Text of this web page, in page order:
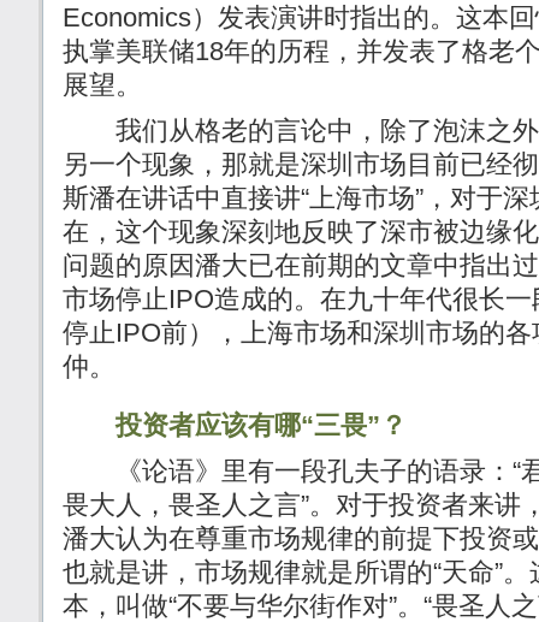
Economics）发表演讲时指出的。这本
执掌美联储18年的历程，并发表了格老
展望。
我们从格老的言论中，除了泡沫之外
另一个现象，那就是深圳市场目前已经
斯潘在讲话中直接讲“上海市场”，对于
在，这个现象深刻地反映了深市被边缘
问题的原因潘大已在前期的文章中指出
市场停止IPO造成的。在九十年代很长
停止IPO前），上海市场和深圳市场的
仲。
投资者应该有哪“三畏”？
《论语》里有一段孔夫子的语录：“
畏大人，畏圣人之言”。对于投资者来讲
潘大认为在尊重市场规律的前提下投资
也就是讲，市场规律就是所谓的“天命”
本，叫做“不要与华尔街作对”。“畏圣人